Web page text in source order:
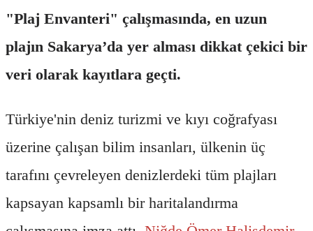
"Plaj Envanteri" çalışmasında, en uzun
plajın Sakarya’da yer alması dikkat çekici bir
veri olarak kayıtlara geçti.
Türkiye'nin deniz turizmi ve kıyı coğrafyası
üzerine çalışan bilim insanları, ülkenin üç
tarafını çevreleyen denizlerdeki tüm plajları
kapsayan kapsamlı bir haritalandırma